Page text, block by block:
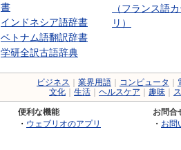
書
インドネシア語辞書
ベトナム語翻訳辞書
学研全訳古語辞典
（フランス語
リ）
ビジネス 業界用語 コンピュータ
文化
生活 ヘルスケア 趣味
便利な機能
・ ウェブリオのアプリ
お問合
・ お問